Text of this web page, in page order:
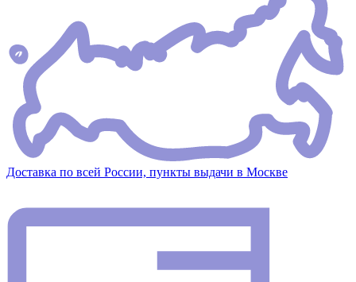
Доставка по всей России, пункты выдачи в Москве